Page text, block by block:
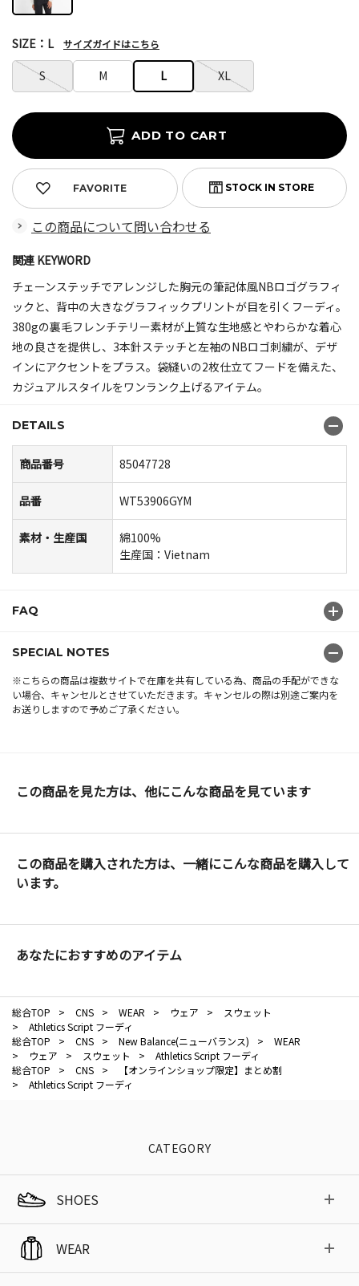
S M L XL
SIZE：L サイズガイドはこちら
FAVORITE
この商品について問い合わせる
関連 KEYWORD
チェーンステッチでアレンジした胸元の筆記体風NBロゴグラフィ
ックと、背中の大きなグラフィックプリントが目を引くフーディ。
380gの裏毛フレンチテリー素材が上質な生地感とやわらかな着心
地の良さを提供し、3本針ステッチと左袖のNBロゴ刺繍が、デザ
インにアクセントをプラス。袋縫いの2枚仕立てフードを備えた、
カジュアルスタイルをワンランク上げるアイテム。
DETAILS
商品番号 85047728
品番 WT53906GYM
素材・生産国
綿100%
生産国：Vietnam
FAQ
SPECIAL NOTES
※こちらの商品は複数サイトで在庫を共有している為、商品の手配ができな
い場合、キャンセルとさせていただきます。キャンセルの際は別途ご案内を
お送りしますので予めご了承ください。
この商品を見た方は、他にこんな商品を見ています
この商品を購入された方は、一緒にこんな商品を購入して
います。
あなたにおすすめのアイテム
総合TOP > CNS > WEAR > ウェア >
スウェット
>
Athletics Script フーディ
総合TOP
> CNS > New Balance(ニューバランス) >
WEAR
>
ウェア > スウェット >
Athletics Script フーディ
総合TOP
> CNS >
【オンラインショップ限定】まとめ割
>
Athletics Script フーディ
CATEGORY
SHOES
WEAR